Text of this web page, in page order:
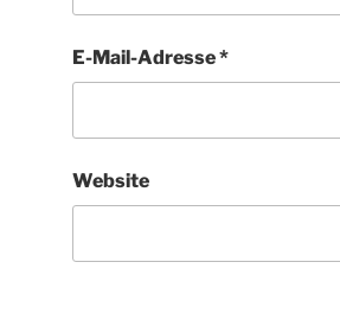
E-Mail-Adresse*
Website